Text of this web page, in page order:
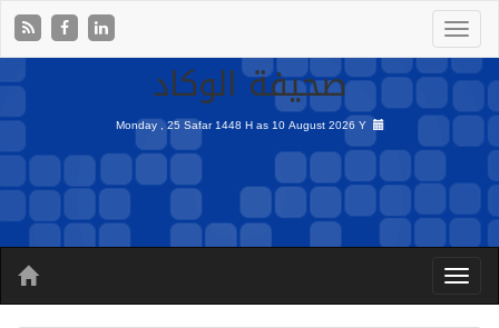
صحيفة الوكاد
Monday , 25 Safar 1448 H as10 August 2026 Y